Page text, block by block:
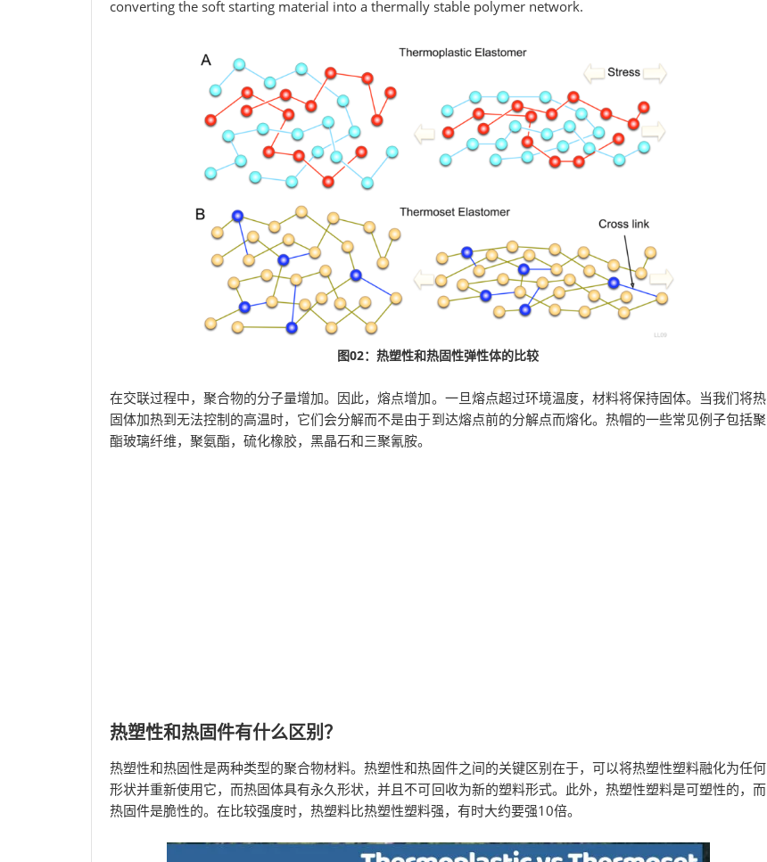
converting the soft starting material into a thermally stable polymer network.
图02：热塑性和热固性弹性体的比较
在交联过程中，聚合物的分子量增加。因此，熔点增加。一旦熔点超过环境温度，材料将保持固体。当我们将热
固体加热到无法控制的高温时，它们会分解而不是由于到达熔点前的分解点而熔化。热帽的一些常见例子包括聚
酯玻璃纤维，聚氨酯，硫化橡胶，黑晶石和三聚氰胺。
热塑性和热固件有什么区别？
热塑性和热固性是两种类型的聚合物材料。热塑性和热固件之间的关键区别在于，可以将热塑性塑料融化为任何
形状并重新使用它，而热固体具有永久形状，并且不可回收为新的塑料形式。此外，热塑性塑料是可塑性的，而
热固件是脆性的。在比较强度时，热塑料比热塑性塑料强，有时大约要强10倍。